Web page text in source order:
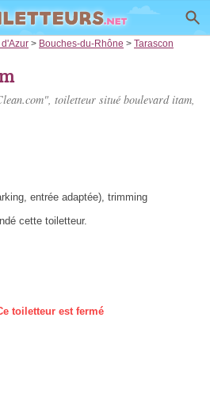
> Bouches-du-Rhône > Tarascon
toiletteur situé boulevard itam,
entrée adaptée), trimming
cette toiletteur.
toiletteur est fermé